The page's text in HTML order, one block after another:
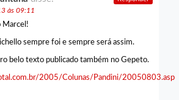
às 09:11
Marcel!
sempre foi e sempre será assim.
belo texto publicado também no Gepeto.
2005/Colunas/Pandini/20050803.asp